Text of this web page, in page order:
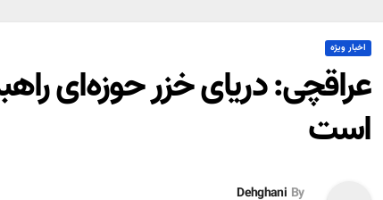
اخبار ویژه
عراقچی: دریای خزر حوزه‌ای
است
By
Dehghani